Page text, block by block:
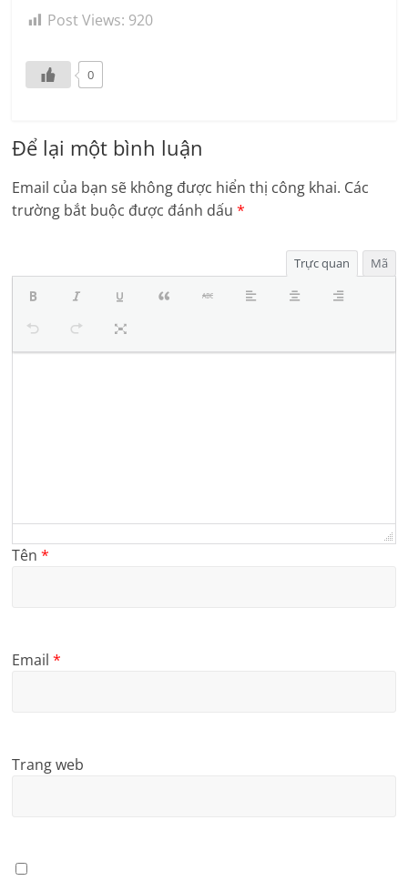
Post Views: 920
0
Để lại một bình luận
Email của bạn sẽ không được hiển thị công khai. Các
trường bắt buộc được đánh dấu*
Trực quan Mã
Tên*
Email*
Trang web